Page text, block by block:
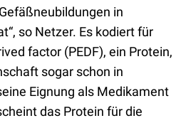
in
so Netzer. Es kodiert für
factor (PEDF), ein Protein,
sogar schon in
Eignung als Medikament
das Protein für die